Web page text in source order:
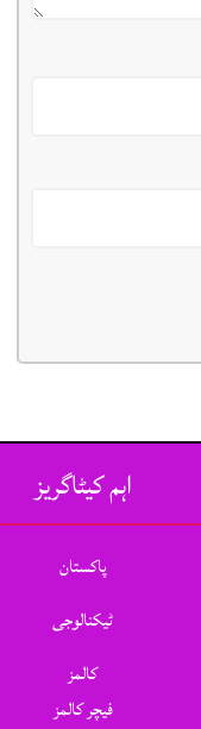
اہم کیٹاگریز
پاکستان
ٹیکنالوجی
کالمز
فیچر کالمز